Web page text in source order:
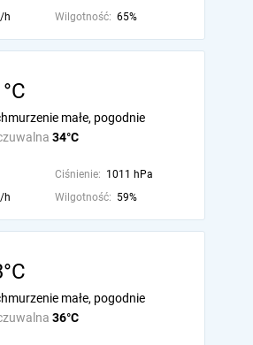
h Wilgotność: 65%
34°C
małe, pogodnie
Ciśnienie: 1011 hPa
h Wilgotność: 59%
36°C
małe, pogodnie